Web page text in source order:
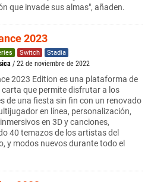
que invade sus almas", añaden.
2023
Switch Stadia
/ 22 de noviembre de 2022
2023 Edition es una plataforma de
carta que permite disfrutar a los
de una fiesta sin fin con un renovado
en línea, personalización,
en 3D y canciones,
40 temazos de los artistas del
y modos nuevos durante todo el